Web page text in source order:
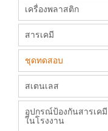
เครื่องพลาสติก
สารเคมี
ชุดทดสอบ
สเตนเลส
อุปกรณ์ป้องกันสารเค
ในโรงงาน